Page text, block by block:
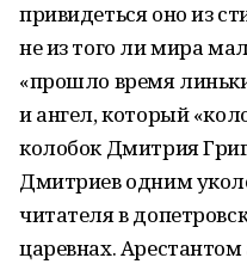
привидеться оно из
не из того ли мира
«прошло время
и ангел, который
колобок Дмитрия
Дмитриев одним
читателя в
царевнах. Арестантом